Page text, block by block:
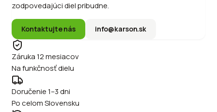
zodpovedajúci diel pribudne.
Kontaktujte nás info@karson.sk
Záruka 12 mesiacov
Na funkčnosť dielu
Doručenie 1–3 dni
Po celom Slovensku